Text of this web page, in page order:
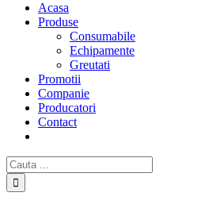
Acasa
Produse
Consumabile
Echipamente
Greutati
Promotii
Companie
Producatori
Contact
Cautare...